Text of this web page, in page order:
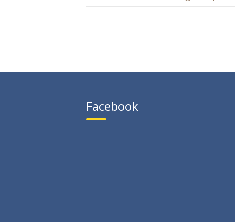
Facebook